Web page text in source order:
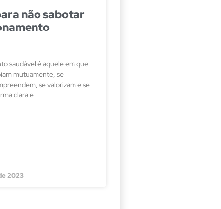
não sabotar
saudável é aquele em que
mutuamente, se
se valorizam e se
clara e
2023